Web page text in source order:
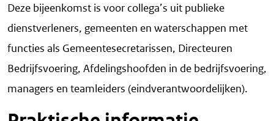
Deze bijeenkomst is voor collega’s uit publieke
dienstverleners, gemeenten en waterschappen met
functies als Gemeentesecretarissen, Directeuren
Bedrijfsvoering, Afdelingshoofden in de bedrijfsvoering,
managers en teamleiders (eindverantwoordelijken).